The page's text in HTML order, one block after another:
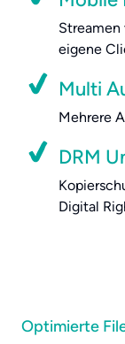
Streamen
eigene
Multi
Mehrere
DRM
Digital
Optimierte